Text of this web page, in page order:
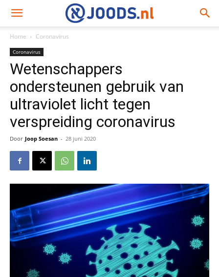
Home Coronavirus
Coronavirus
Wetenschappers
ondersteunen gebruik van
ultraviolet licht tegen
verspreiding coronavirus
Door Joop Soesan - 28 juni 2020